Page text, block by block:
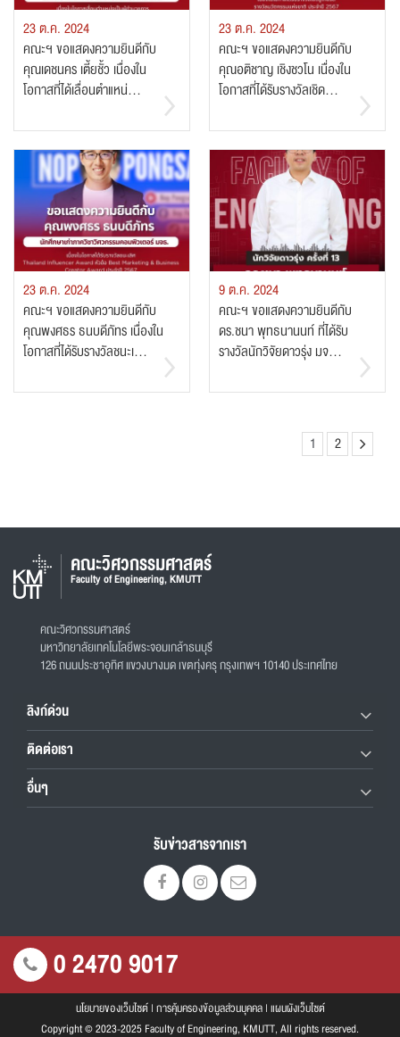
23 ต.ค. 2024
คณะฯ ขอแสดงความยินดีกับ
คุณเดชนคร เตี้ยชั้ว เนื่องใน
โอกาสที่ได้เลื่อนตำแหน่...
23 ต.ค. 2024
คณะฯ ขอแสดงความยินดีกับ
คุณอติชาญ เชิงชวโน เนื่องใน
โอกาสที่ได้รับรางวัลเชิด...
23 ต.ค. 2024
คณะฯ ขอแสดงความยินดีกับ
คุณพงศธร ธนบดีภัทร เนื่องใน
โอกาสที่ได้รับรางวัลชนะเ...
9 ต.ค. 2024
คณะฯ ขอแสดงความยินดีกับ
ดร.ชนา พุทธนานนท์ ที่ได้รับ
รางวัลนักวิจัยดาวรุ่ง มจ...
1 2
คณะวิศวกรรมศาสตร์
Faculty of Engineering, KMUTT
คณะวิศวกรรมศาสตร์
มหาวิทยาลัยเทคโนโลยีพระจอมเกล้าธนบุรี
126 ถนนประชาอุทิศ แขวงบางมด เขตทุ่งครุ กรุงเทพฯ 10140 ประเทศไทย
ลิงก์ด่วน
ติดต่อเรา
อื่นๆ
รับข่าวสารจากเรา
0 2470 9017
นโยบายของเว็บไซต์| การคุ้มครองข้อมูลส่วนบุคคล| แผนผังเว็บไซต์
Copyright © 2023-2025 Faculty of Engineering, KMUTT, All rights reserved.